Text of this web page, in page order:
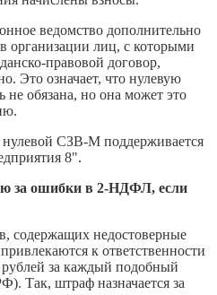
ведомство дополнительно
организации лиц, с которыми
правовой договор,
Это означает, что нулевую
обязана, но она может это
СЗВ-М поддерживается
8".
за ошибки в 2-НДФЛ, если
содержащих недостоверные
к ответственности
за каждый подобный
Так, штраф назначается за